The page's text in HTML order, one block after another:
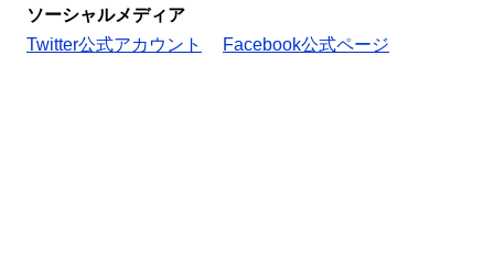
ソーシャルメディア
Twitter公式アカウント
Facebook公式ページ